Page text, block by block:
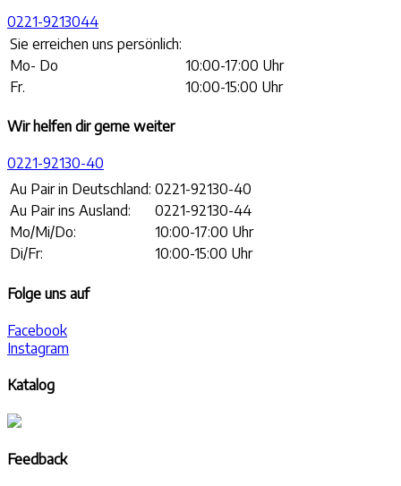
0221-9213044
Sie erreichen uns persönlich:
Mo- Do
10:00-17:00 Uhr
Fr.
10:00-15:00 Uhr
Wir helfen dir gerne weiter
0221-92130-40
Au Pair in Deutschland: 0221-92130-40
Au Pair ins Ausland:
0221-92130-44
Mo/Mi/Do:
10:00-17:00 Uhr
Di/Fr:
10:00-15:00 Uhr
Folge uns auf
Facebook
Instagram
Katalog
Feedback